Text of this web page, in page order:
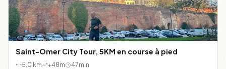
Saint-Omer City Tour, 5KM en course à pied
5.0 km +48m 47min